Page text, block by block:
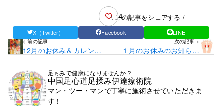
4
\ この記事をシェアする /
X（Twitter） Facebook LINE
< 前の記事
12月のお休み＆カレンダ
ープレゼント！！
次の記事 >
１月のお休みのお知らせ
& この季節特有の健康の
足もみで健康になりませんか？
中国足心道足揉み伊達療術院
マン・ツー・マンで丁寧に施術させていただきま
す！